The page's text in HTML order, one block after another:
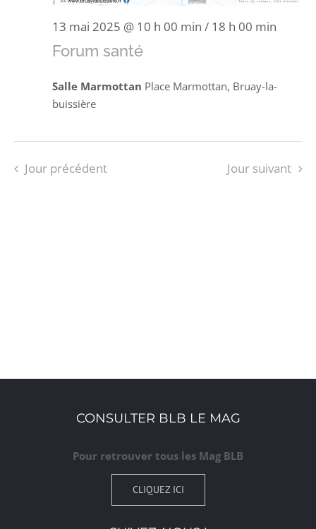
13 mai 2025 @ 10 h 00 min / 18 h 00 min
Forum santé
Salle Marmottan Place Marmottan, Bruay-la-
buissière
Jour précédent Jour suivant
CONSULTER BLB LE MAG
Pour retrouver tous les Mag BLB
CLIQUEZ ICI